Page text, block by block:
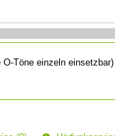
Töne einzeln einsetzbar)